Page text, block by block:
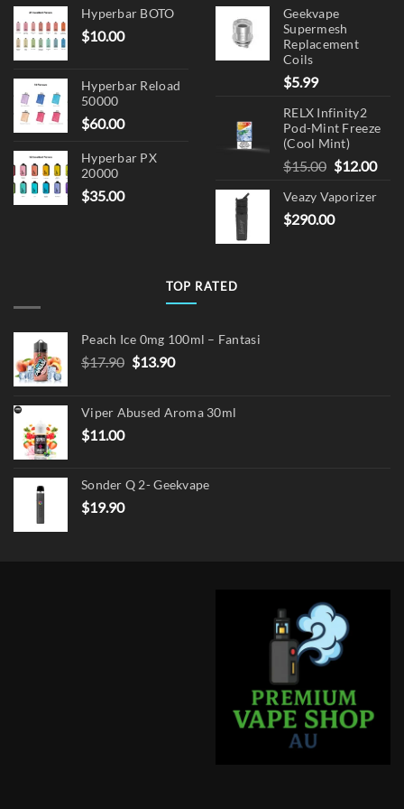
Hyperbar BOTO
$10.00
Hyperbar Reload
50000
$60.00
Hyperbar PX
20000
$35.00
Geekvape
Supermesh
Replacement
Coils
$5.99
RELX Infinity2
Pod-Mint Freeze
(Cool Mint)
$15.00 Original
was:
$15.00.
$12.00
Veazy Vaporizer
$290.00
TOP RATED
Peach Ice 0mg 100ml – Fantasi
$17.90 Original
$17.90.
$13.90Current
$13.90.
Viper Abused Aroma 30ml
$11.00
Sonder Q 2- Geekvape
$19.90